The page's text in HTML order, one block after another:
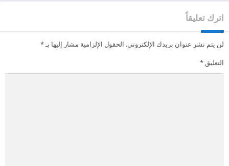
اترك تعليقاً
لن يتم نشر عنوان بريدك الإلكتروني. الحقول الإلزامية مشار إليها بـ*
التعليق*